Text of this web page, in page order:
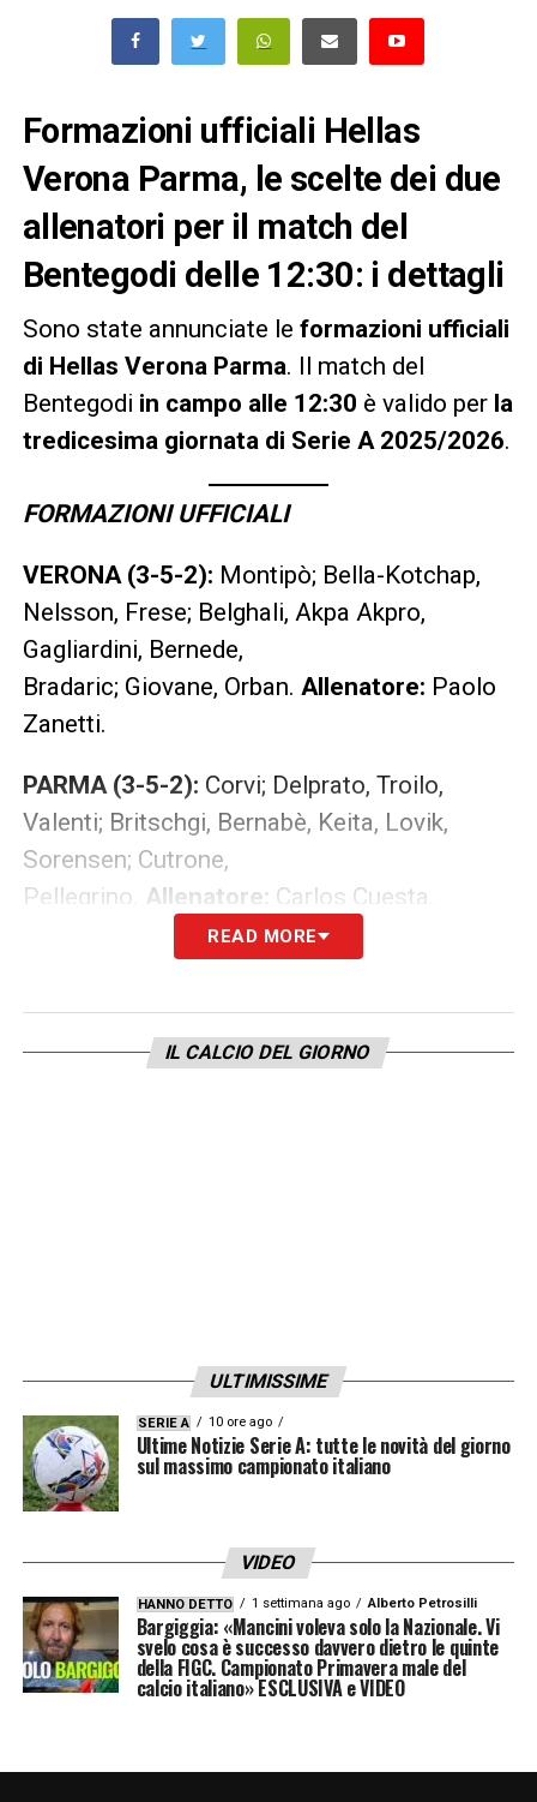
Formazioni ufficiali Hellas
Verona Parma, le scelte dei due
allenatori per il match del
Bentegodi delle 12:30: i dettagli
Sono state annunciate le formazioni ufficiali
di Hellas Verona Parma. Il match del
Bentegodi in campo alle 12:30 è valido per la
tredicesima giornata di Serie A 2025/2026.
FORMAZIONI UFFICIALI
VERONA (3-5-2): Montipò; Bella-Kotchap,
Nelsson, Frese; Belghali, Akpa Akpro,
Gagliardini, Bernede,
Bradaric; Giovane, Orban. Allenatore: Paolo
Zanetti.
PARMA (3-5-2): Corvi; Delprato, Troilo,
Valenti; Britschgi, Bernabè, Keita, Lovik,
Sorensen; Cutrone,
Pellegrino. Allenatore: Carlos Cuesta.
LEGGI ANCHE –Partite oggi, stasera e
LA PLAYLIST DELLE NOSTRE TOP NEWS
READ MORE
IL CALCIO DEL GIORNO
ULTIMISSIME
SERIE A 10 ore ago
Ultime Notizie Serie A: tutte le novità del giorno
sul massimo campionato italiano
VIDEO
HANNO DETTO 1 settimana ago Alberto Petrosilli
Bargiggia: «Mancini voleva solo la Nazionale. Vi
svelo cosa è successo davvero dietro le quinte
della FIGC. Campionato Primavera male del
calcio italiano» ESCLUSIVA e VIDEO